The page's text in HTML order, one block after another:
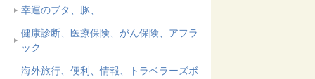
幸運のブタ、豚、
健康診断、医療保険、がん保険、アフラ
ック
海外旅行、便利、情報、トラベラーズボ